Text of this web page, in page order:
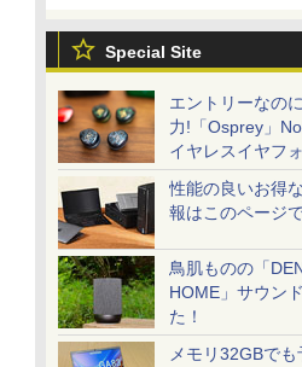
Special Site
エントリーなの
力!「Osprey」
イヤレスイヤフ
一気に聴く
性能の良いお得
報はこのページ
鳥肌ものの「
HOME」サウン
た！
メモリ32GBで